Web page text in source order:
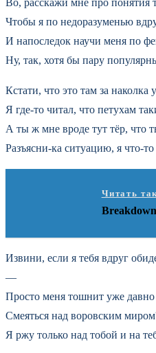
Во, расскажи мне про понятия
Чтобы я по недоразуменью
И напоследок научи меня по
Ну, так, хотя бы пару
Кстати, что это там за наколка
Я где-то читал, что петухам
А ты ж мне вроде тут тёр, что
Разъясни-ка ситуацию, я что-
Читать
Breakdown
Извини, если я тебя вдруг
—
Просто меня тошнит уже давно
Смеяться над воровским
Я ржу только над тобой и на